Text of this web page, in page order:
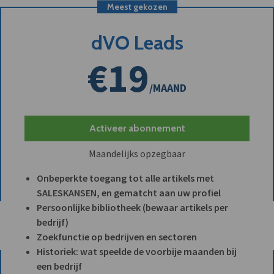
Meest gekozen
dVO Leads
€19/MAAND
Activeer abonnement
Maandelijks opzegbaar
Onbeperkte toegang tot alle artikels met
SALESKANSEN, en gematcht aan uw profiel
Persoonlijke bibliotheek (bewaar artikels per
bedrijf)
Zoekfunctie op bedrijven en sectoren
Historiek: wat speelde de voorbije maanden bij
een bedrijf